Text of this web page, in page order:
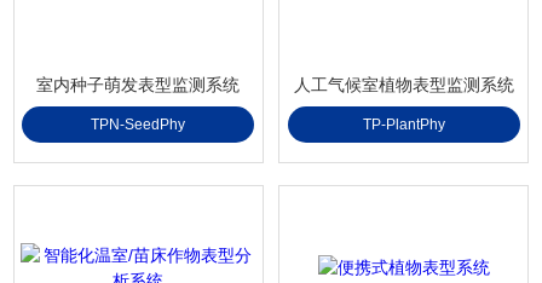
室内种子萌发表型监测系统
TPN-SeedPhy
人工气候室植物表型监测系统
TP-PlantPhy